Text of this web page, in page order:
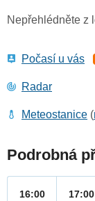
Nepřehlédněte z
Počasí u vás
Radar
Meteostanice (
Podrobná
16:00 17:00